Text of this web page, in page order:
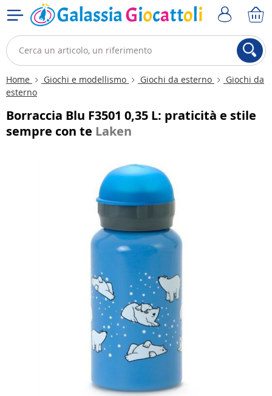
Home Giochi e modellismo Giochi da esterno
Giochi da
esterno
Borraccia Blu F3501 0,35 L: praticità e stile
sempre con te Laken